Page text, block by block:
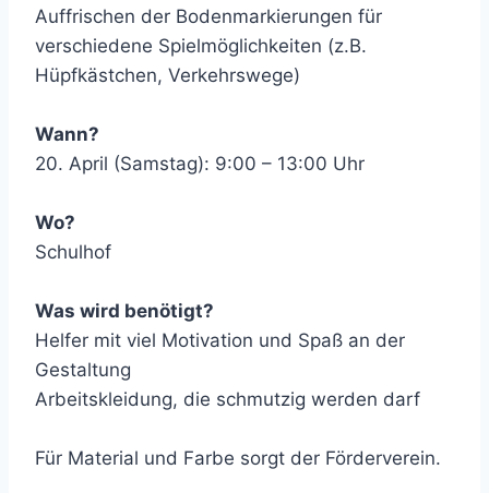
Auffrischen der Bodenmarkierungen für
verschiedene Spielmöglichkeiten (z.B.
Hüpfkästchen, Verkehrswege)
Wann?
20. April (Samstag): 9:00 – 13:00 Uhr
Wo?
Schulhof
Was wird benötigt?
Helfer mit viel Motivation und Spaß an der
Gestaltung
Arbeitskleidung, die schmutzig werden darf
Für Material und Farbe sorgt der Förderverein.